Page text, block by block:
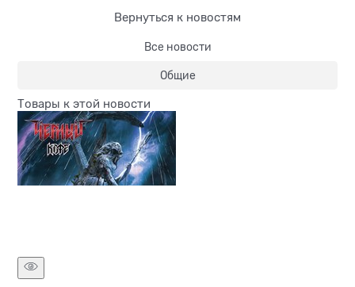
Вернуться к новостям
Все новости
Общие
Товары к этой новости